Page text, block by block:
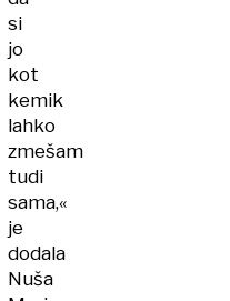
si
jo
kot
kemik
lahko
zmešam
tudi
sama,«
je
dodala
Nuša